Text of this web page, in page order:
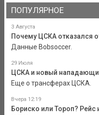
ПОПУЛЯРНОЕ
3 Августа
Почему ЦСКА отказался
Данные Bobsoccer.
29 Июля
ЦСКА и новый
Еще о трансферах ЦСКА.
Вчера 12:19
Бориско или Тороп? Рейс